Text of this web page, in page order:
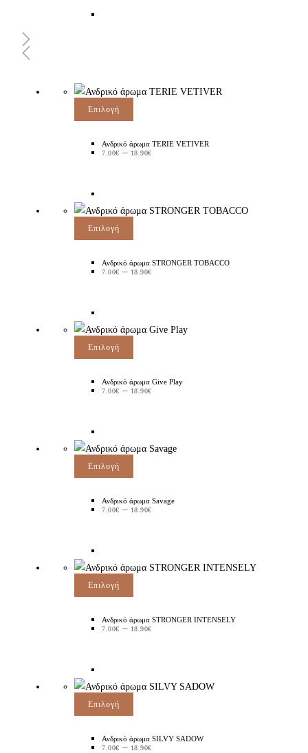
Επιλογή
Ανδρικό άρωμα TERIE VETIVER
7.00€ – 18.90€
Επιλογή
Ανδρικό άρωμα STRONGER TOBACCO
7.00€ – 18.90€
Επιλογή
Ανδρικό άρωμα Give Play
7.00€ – 18.90€
Επιλογή
Ανδρικό άρωμα Savage
7.00€ – 18.90€
Επιλογή
Ανδρικό άρωμα STRONGER INTENSELY
7.00€ – 18.90€
Επιλογή
Ανδρικό άρωμα SILVY SADOW
7.00€ – 18.90€